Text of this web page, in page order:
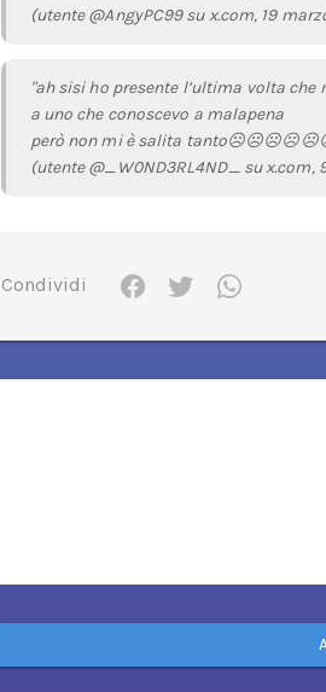
(utente @AngyPC99 su x.com, 19
"ah sisi ho presente l’ultima volta
a uno che conoscevo a malapena
però non mi è salita
(utente @_W0ND3RL4ND_ su x.com,
Condividi